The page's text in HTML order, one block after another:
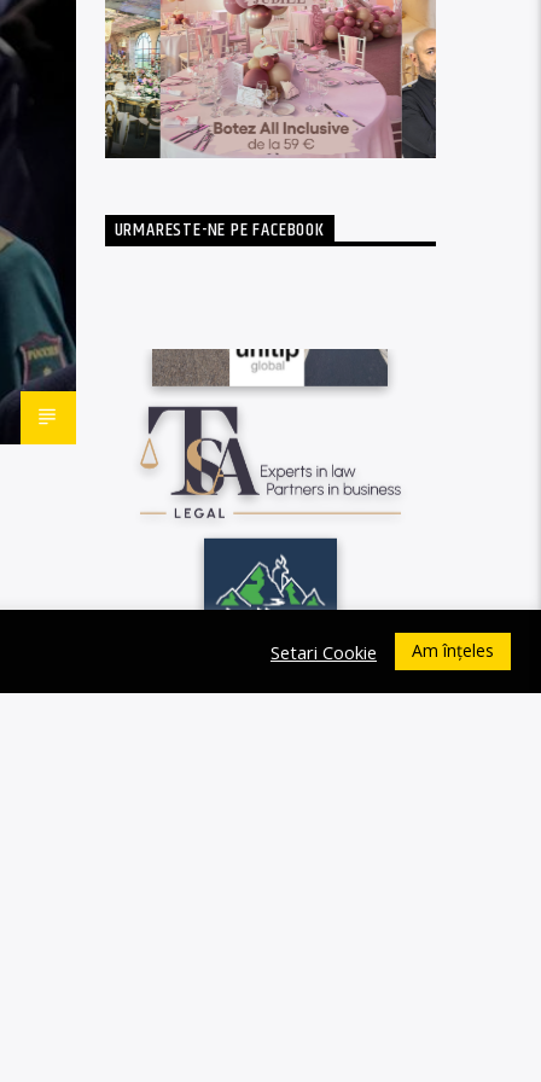
URMARESTE-NE PE FACEBOOK
Setari Cookie Am înțeles